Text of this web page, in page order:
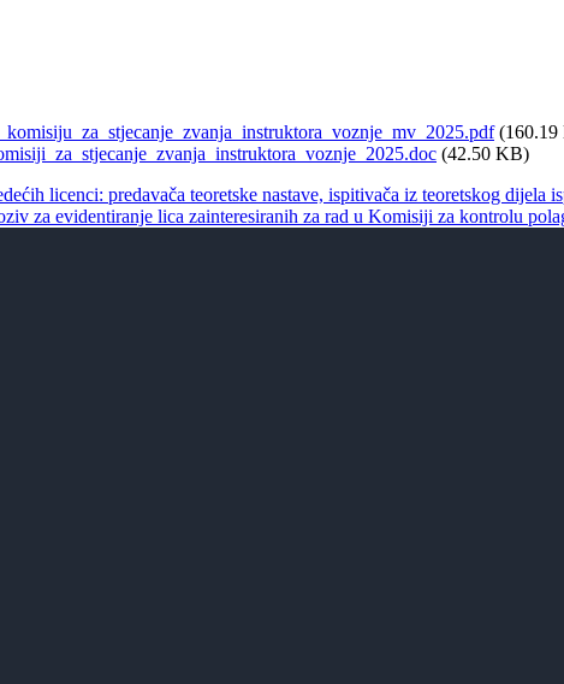
(160.19
(42.50 KB)
licenci: predavača teoretske nastave, ispitivača iz teoretskog
za evidentiranje lica zainteresiranih za rad u Komisiji za kontrolu